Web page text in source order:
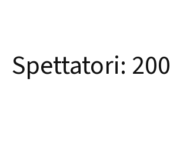
Spettatori: